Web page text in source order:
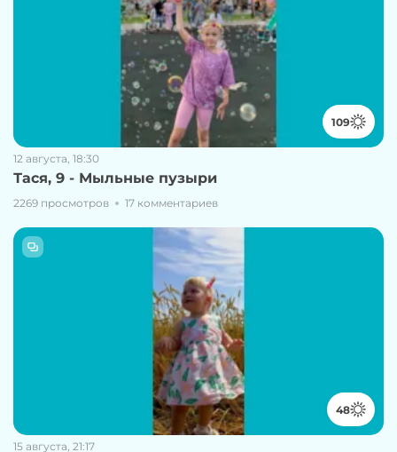
109
12 августа, 18:30
Тася, 9 - Мыльные пузыри
2269 просмотров 17 комментариев
48
15 августа, 21:17